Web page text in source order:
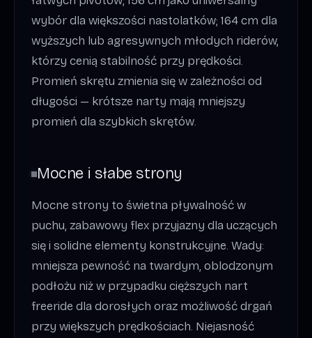
wybór dla większości nastolatków; 164 cm dla
wyższych lub agresywnych młodych riderów,
którzy cenią stabilność przy prędkości.
Promień skrętu zmienia się w zależności od
długości — krótsze narty mają mniejszy
promień dla szybkich skrętów.
Mocne i słabe strony
Mocne strony to świetna pływalność w
puchu, zabawowy flex przyjazny dla uczących
się i solidne elementy konstrukcyjne. Wady:
mniejsza pewność na twardym, oblodzonym
podłożu niż w przypadku cięższych nart
freeride dla dorosłych oraz możliwość drgań
przy większych prędkościach. Niejasność